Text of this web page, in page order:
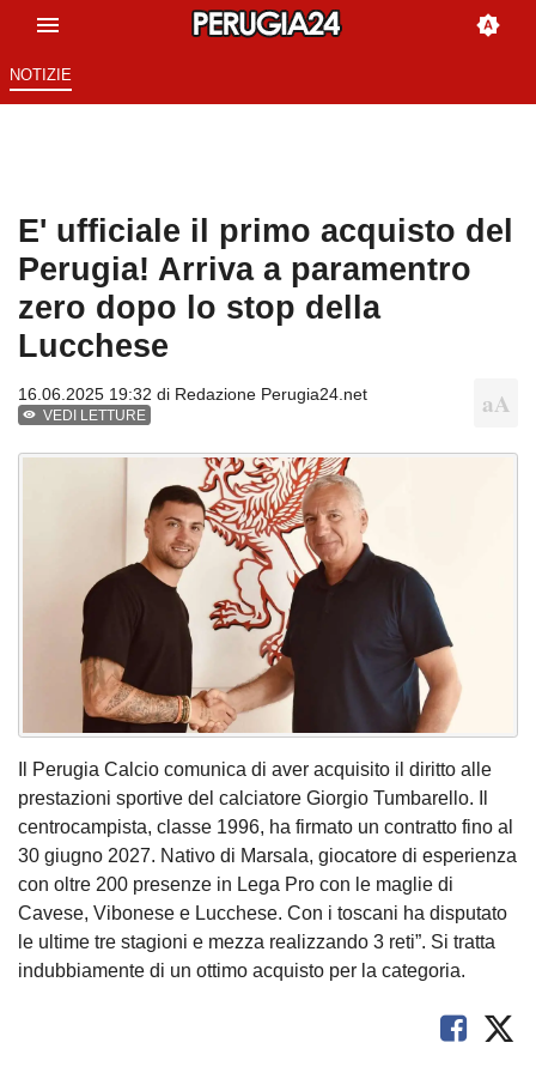
NOTIZIE
E' ufficiale il primo acquisto del
Perugia! Arriva a paramentro
zero dopo lo stop della
Lucchese
16.06.2025 19:32 di Redazione Perugia24.net
VEDI LETTURE
Il Perugia Calcio comunica di aver acquisito il diritto alle
prestazioni sportive del calciatore Giorgio Tumbarello. Il
centrocampista, classe 1996, ha firmato un contratto fino al
30 giugno 2027. Nativo di Marsala, giocatore di esperienza
con oltre 200 presenze in Lega Pro con le maglie di
Cavese, Vibonese e Lucchese. Con i toscani ha disputato
le ultime tre stagioni e mezza realizzando 3 reti”. Si tratta
indubbiamente di un ottimo acquisto per la categoria.